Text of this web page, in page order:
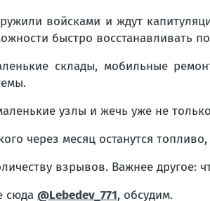
войсками и ждут
быстро восстанавливать
склады, мобильные
узлы и жечь уже не
через месяц останутся
взрывов. Важнее другое:
сюда @Lebedev_771, обсудим.